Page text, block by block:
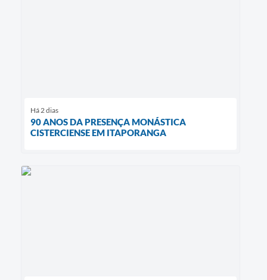
Há 2 dias
90 ANOS DA PRESENÇA MONÁSTICA
CISTERCIENSE EM ITAPORANGA